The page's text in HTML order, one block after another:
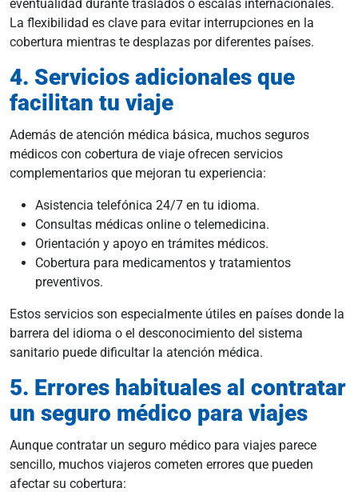
eventualidad durante traslados o escalas internacionales.
La flexibilidad es clave para evitar interrupciones en la
cobertura mientras te desplazas por diferentes países.
4. Servicios adicionales que
facilitan tu viaje
Además de atención médica básica, muchos seguros
médicos con cobertura de viaje ofrecen servicios
complementarios que mejoran tu experiencia:
Asistencia telefónica 24/7 en tu idioma.
Consultas médicas online o telemedicina.
Orientación y apoyo en trámites médicos.
Cobertura para medicamentos y tratamientos
preventivos.
Estos servicios son especialmente útiles en países donde la
barrera del idioma o el desconocimiento del sistema
sanitario puede dificultar la atención médica.
5. Errores habituales al contratar
un seguro médico para viajes
Aunque contratar un seguro médico para viajes parece
sencillo, muchos viajeros cometen errores que pueden
afectar su cobertura: